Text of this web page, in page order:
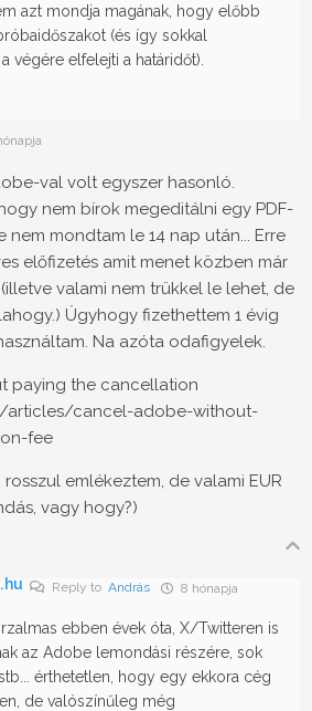
azt mondja magának, hogy előbb
(és így sokkal
végére elfelejti a határidőt).
val volt egyszer hasonló.
nem bírok megeditálni egy PDF-
nem mondtam le 14 nap után... Erre
előfizetés amit menet közben már
valami nem trükkel le lehet, de
Úgyhogy fizethettem 1 évig
Na azóta odafigyelek.
paying the cancellation
cancel-adobe-without-
fee
emlékeztem, de valami EUR
vagy hogy?)
Reply to András 8 hónapja
ebben évek óta, X/Twitteren is
az Adobe lemondási részére, sok
érthetetlen, hogy egy ekkora cég
de valószínűleg még